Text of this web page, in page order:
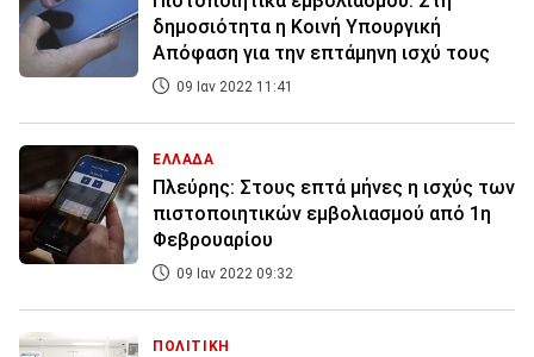
δημοσιότητα η Κοινή Υπουργική
Απόφαση για την επτάμηνη ισχύ τους
09 Ιαν 2022 11:41
ΕΛΛΑΔΑ
Πλεύρης: Στους επτά μήνες η ισχύς των
πιστοποιητικών εμβολιασμού από 1η
Φεβρουαρίου
09 Ιαν 2022 09:32
ΠΟΛΙΤΙΚΗ